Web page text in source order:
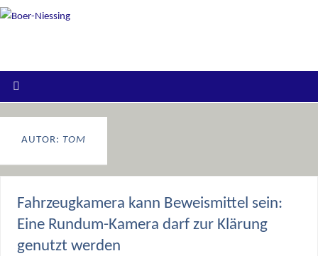
AUTOR: TOM
Fahrzeugkamera kann Beweismittel sein:
Eine Rundum-Kamera darf zur Klärung
genutzt werden